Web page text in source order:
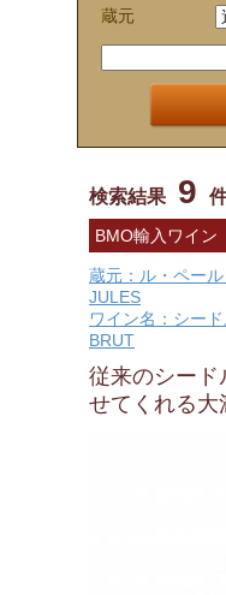
蔵元
検索結果 9
BMO輸入ワイン
蔵元：ル・ペー
JULES
ワイン名：シー
BRUT
従来のシード
せてくれる大